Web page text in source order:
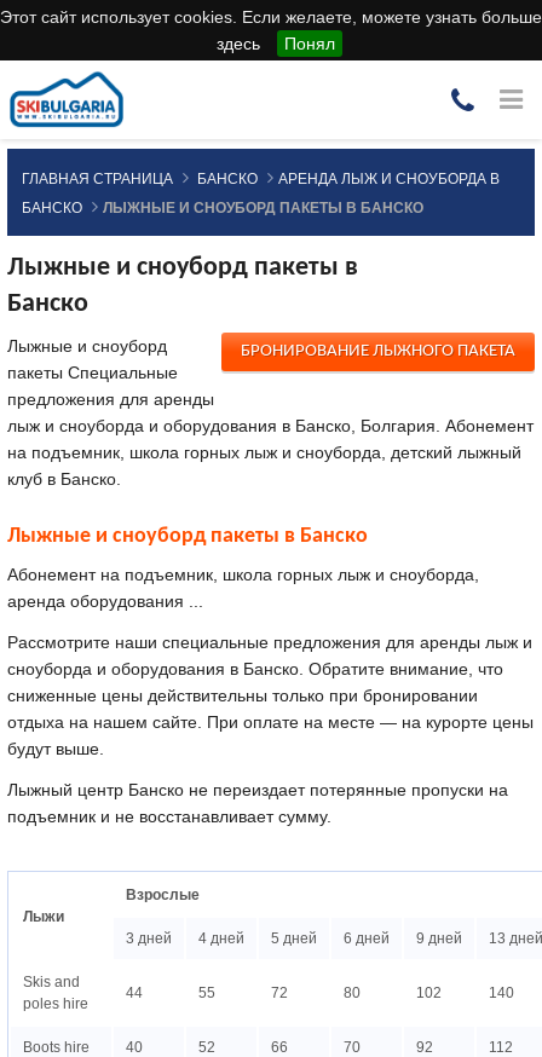
Этот сайт использует cookies. Если желаете, можете узнать больше
здесь
Понял
ГЛАВНАЯ СТРАНИЦА БАНСКО
АРЕНДА ЛЫЖ И СНОУБОРДА В
БАНСКО
ЛЫЖНЫЕ И СНОУБОРД ПАКЕТЫ В БАНСКО
Лыжные и сноуборд пакеты в
Банско
БРОНИРОВАНИЕ ЛЫЖНОГО ПАКЕТА
Лыжные и сноуборд
пакеты Специальные
предложения для аренды
лыж и сноуборда и оборудования в Банско, Болгария. Абонемент
на подъемник, школа горных лыж и сноуборда, детский лыжный
клуб в Банско.
Лыжные и сноуборд пакеты в Банско
Aбонемент на подъемник, школа горных лыж и сноуборда,
аренда оборудования ...
Рассмотрите наши специальные предложения для аренды лыж и
сноуборда и оборудования в Банско. Обратите внимание, что
сниженные цены действительны только при бронировании
отдыха на нашем сайте. При оплате на месте — на курорте цены
будут выше.
Лыжный центр Банско не переиздает потерянные пропуски на
подъемник и не восстанавливает сумму.
Лыжи
Взрослые
3 дней 4 дней 5 дней 6 дней 9 дней 13 дней
Skis and
poles hire
44 55 72 80 102 140
Boots hire 40 52 66 70 92 112